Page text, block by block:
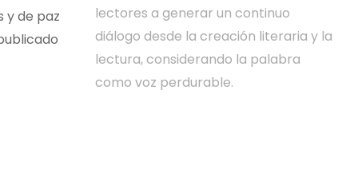
y de paz
lectores a generar un continuo
diálogo desde la creación literaria y la
lectura, considerando la palabra
como voz perdurable.